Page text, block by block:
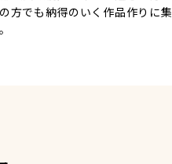
方でも納得のいく作品作りに